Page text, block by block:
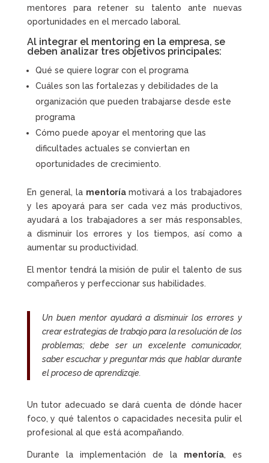
mentores para retener su talento ante nuevas
oportunidades en el mercado laboral.
Al integrar el mentoring en la empresa, se
deben analizar tres objetivos principales:
Qué se quiere lograr con el programa
Cuáles son las fortalezas y debilidades de la
organización que pueden trabajarse desde este
programa
Cómo puede apoyar el mentoring que las
dificultades actuales se conviertan en
oportunidades de crecimiento.
En general, la mentoríamotivará a los trabajadores
y les apoyará para ser cada vez más productivos,
ayudará a los trabajadores a ser más responsables,
a disminuir los errores y los tiempos, así como a
aumentar su productividad.
El mentor tendrá la misión de pulir el talento de sus
compañeros y perfeccionar sus habilidades.
Un buen mentor ayudará a disminuir los errores y
crear estrategias de trabajo para la resolución de los
problemas; debe ser un excelente comunicador,
saber escuchar y preguntar más que hablar durante
el proceso de aprendizaje.
Un tutor adecuado se dará cuenta de dónde hacer
foco, y qué talentos o capacidades necesita pulir el
profesional al que está acompañando.
Durante la implementación de la mentoría, es